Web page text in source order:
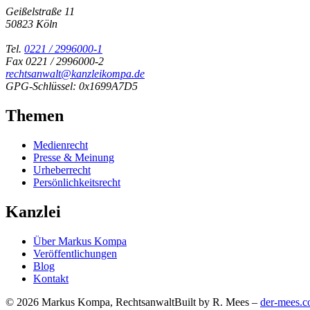
Geißelstraße 11
50823 Köln
Tel. 0221 / 2996000-1
Fax 0221 / 2996000-2
rechtsanwalt@kanzleikompa.de
GPG-Schlüssel: 0x1699A7D5
Themen
Medienrecht
Presse & Meinung
Urheberrecht
Persönlichkeitsrecht
Kanzlei
Über Markus Kompa
Veröffentlichungen
Blog
Kontakt
© 2026 Markus Kompa, RechtsanwaltBuilt by R. Mees – der-